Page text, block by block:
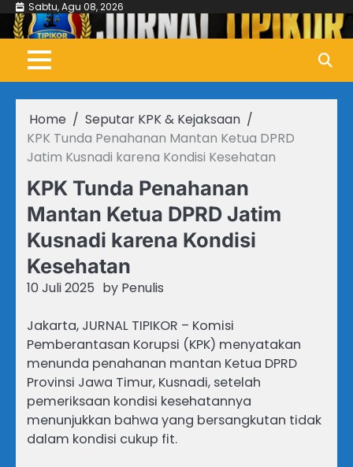
Skip
content
Sabtu, Agu 08, 2026
Home
Seputar KPK & Kejaksaan
KPK Tunda Penahanan Mantan Ketua DPRD
Jatim Kusnadi karena Kondisi Kesehatan
KPK Tunda Penahanan
Mantan Ketua DPRD Jatim
Kusnadi karena Kondisi
Kesehatan
10 Juli 2025 by Penulis
Jakarta, JURNAL TIPIKOR – Komisi
Pemberantasan Korupsi (KPK) menyatakan
menunda penahanan mantan Ketua DPRD
Provinsi Jawa Timur, Kusnadi, setelah
pemeriksaan kondisi kesehatannya
menunjukkan bahwa yang bersangkutan tidak
dalam kondisi cukup fit.